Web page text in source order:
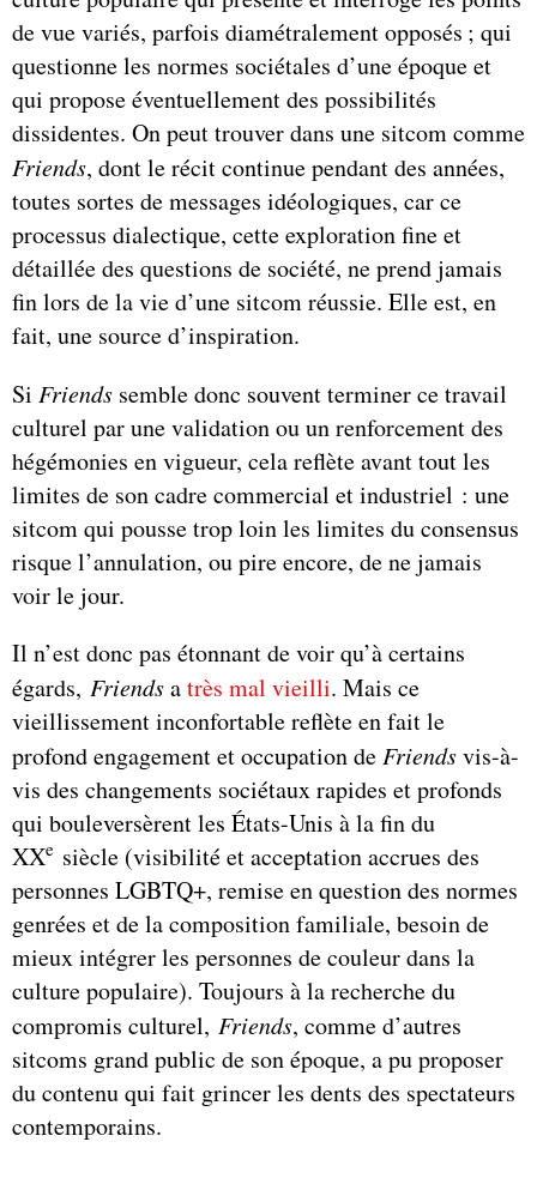
de vue variés, parfois diamétralement opposés ; qui
questionne les normes sociétales d’une époque et
qui propose éventuellement des possibilités
dissidentes. On peut trouver dans une sitcom comme
Friends, dont le récit continue pendant des années,
toutes sortes de messages idéologiques, car ce
processus dialectique, cette exploration fine et
détaillée des questions de société, ne prend jamais
fin lors de la vie d’une sitcom réussie. Elle est, en
fait, une source d’inspiration.
Si Friends semble donc souvent terminer ce travail
culturel par une validation ou un renforcement des
hégémonies en vigueur, cela reflète avant tout les
limites de son cadre commercial et industriel : une
sitcom qui pousse trop loin les limites du consensus
risque l’annulation, ou pire encore, de ne jamais
voir le jour.
Il n’est donc pas étonnant de voir qu’à certains
égards, Friendsatrès mal vieilli. Mais ce
vieillissement inconfortable reflète en fait le
profond engagement et occupation de Friendsvis-à-
vis des changements sociétaux rapides et profonds
qui bouleversèrent les États-Unis à la fin du
XXe siècle (visibilité et acceptation accrues des
personnes LGBTQ+, remise en question des normes
genrées et de la composition familiale, besoin de
mieux intégrer les personnes de couleur dans la
culture populaire). Toujours à la recherche du
compromis culturel, Friends, comme d’autres
sitcoms grand public de son époque, a pu proposer
du contenu qui fait grincer les dents des spectateurs
contemporains.